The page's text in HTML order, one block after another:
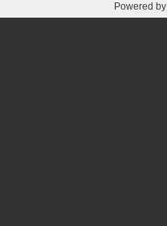
Powered by